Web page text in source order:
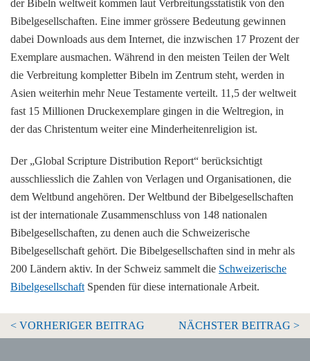
der Bibeln weltweit kommen laut Verbreitungsstatistik von den
Bibelgesellschaften. Eine immer grössere Bedeutung gewinnen
dabei Downloads aus dem Internet, die inzwischen 17 Prozent der
Exemplare ausmachen. Während in den meisten Teilen der Welt
die Verbreitung kompletter Bibeln im Zentrum steht, werden in
Asien weiterhin mehr Neue Testamente verteilt. 11,5 der weltweit
fast 15 Millionen Druckexemplare gingen in die Weltregion, in
der das Christentum weiter eine Minderheitenreligion ist.
Der „Global Scripture Distribution Report“ berücksichtigt
ausschliesslich die Zahlen von Verlagen und Organisationen, die
dem Weltbund angehören. Der Weltbund der Bibelgesellschaften
ist der internationale Zusammenschluss von 148 nationalen
Bibelgesellschaften, zu denen auch die Schweizerische
Bibelgesellschaft gehört. Die Bibelgesellschaften sind in mehr als
200 Ländern aktiv. In der Schweiz sammelt die Schweizerische
Bibelgesellschaft Spenden für diese internationale Arbeit.
< VORHERIGER BEITRAG NÄCHSTER BEITRAG >